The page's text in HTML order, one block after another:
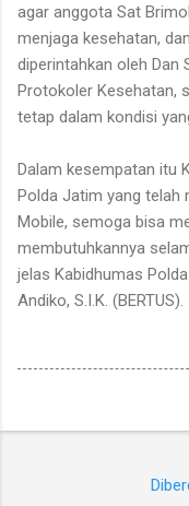
agar anggota Sat
menjaga kesehatan,
diperintahkan oleh Dan
Protokoler Kesehatan,
tetap dalam kondisi
Dalam kesempatan itu
Polda Jatim yang telah
Mobile, semoga bisa
membutuhkannya
jelas Kabidhumas
Andiko, S.I.K. (BERTUS).